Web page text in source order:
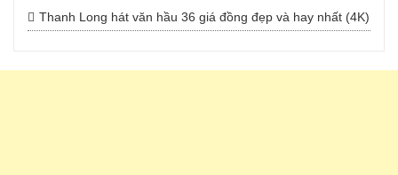
Thanh Long hát văn hầu 36 giá đồng đẹp và hay nhất (4K)